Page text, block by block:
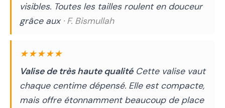
visibles. Toutes les tailles roulent en douceur
grâce aux · F. Bismullah
★★★★★
Valise de très haute qualitéCette valise vaut
chaque centime dépensé. Elle est compacte,
mais offre étonnamment beaucoup de place